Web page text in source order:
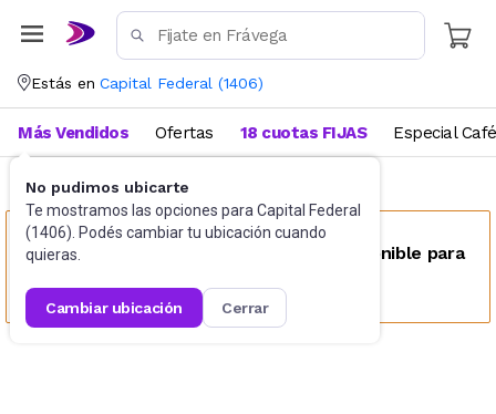
Estás en Capital Federal (1406)
No pudimos ubicarte
Te mostramos las opciones para Capital Federal
(1406). Podés cambiar tu ubicación cuando
quieras.
cambiar ubicación cerrar
Más Vendidos Ofertas 18 cuotas FIJAS Especial Café
Colchones tradicionales
Este producto no se encuentra disponible para